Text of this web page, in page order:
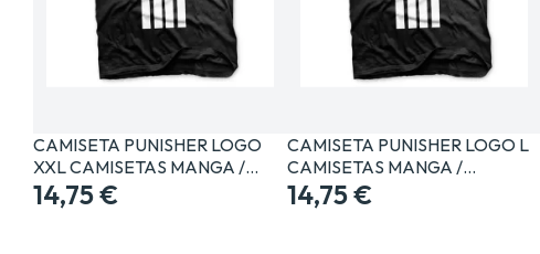
CAMISETA PUNISHER LOGO
XXL CAMISETAS MANGA /…
14,75 €
CAMISETA PUNISHER LOGO L
CAMISETAS MANGA /…
14,75 €